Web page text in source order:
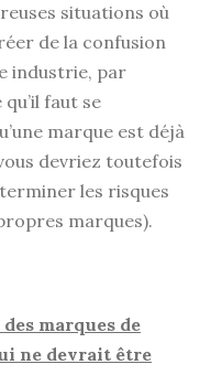
situations où
de la confusion
industrie, par
faut se
marque est déjà
devriez toutefois
les risques
marques).
marques de
ne devrait être